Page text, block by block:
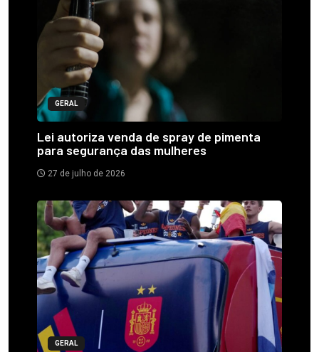
GERAL
Lei autoriza venda de spray de pimenta
para segurança das mulheres
27 de julho de 2026
GERAL